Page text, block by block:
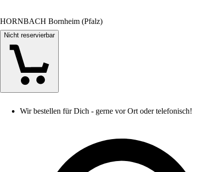
HORNBACH Bornheim (Pfalz)
Nicht reservierbar
Wir bestellen für Dich - gerne vor Ort oder telefonisch!